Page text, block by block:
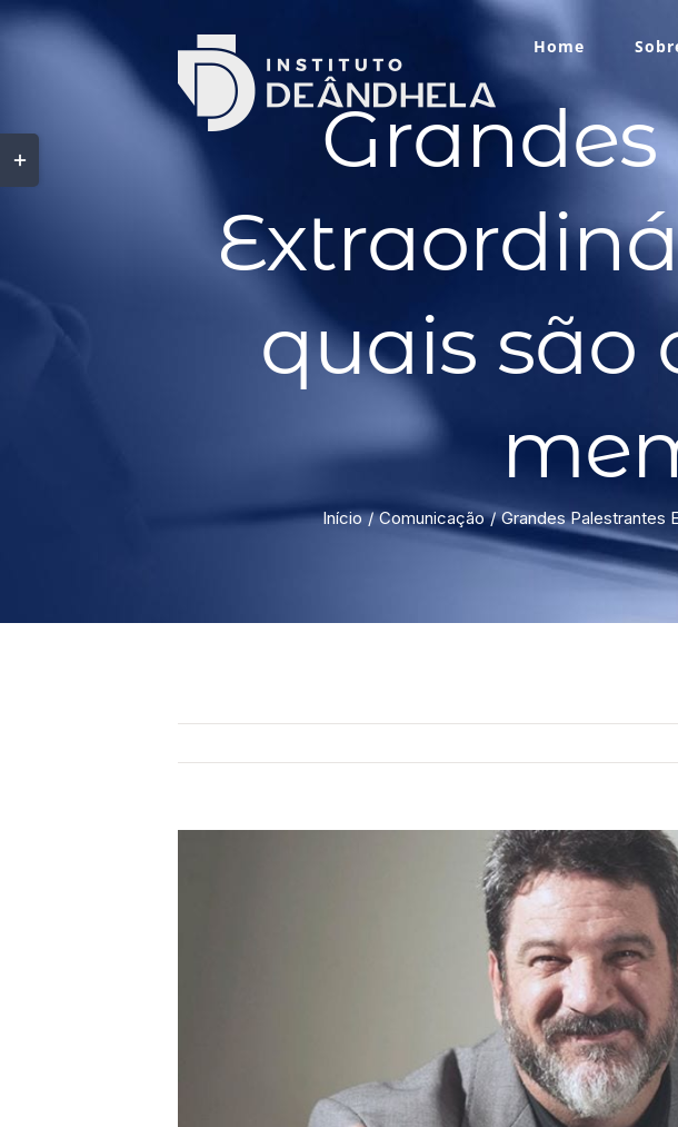
Home
quais são
Início Comunicação Grandes Palestrantes